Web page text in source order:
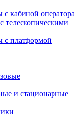
кабиной оператора
телескопическими
с платформой
и стационарные